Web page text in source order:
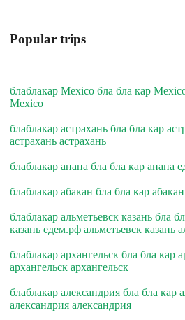
Popular trips
блаблакар Mexico бла бла кар
Mexico
блаблакар астрахань бла бла кар
астрахань астрахань
блаблакар анапа бла бла кар анапа
блаблакар абакан бла бла кар
блаблакар альметьевск казань бла
казань едем.рф альметьевск казань
блаблакар архангельск бла бла кар
архангельск архангельск
блаблакар александрия бла бла кар
александрия александрия